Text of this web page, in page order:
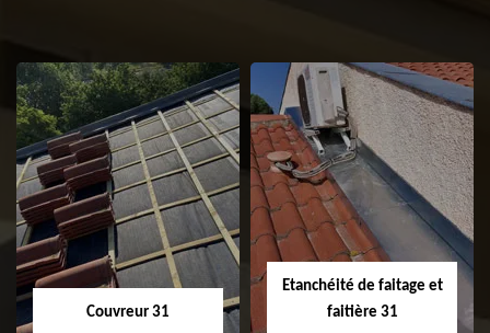
Couvreur 31
Etanchéité de faitage et
faitière 31